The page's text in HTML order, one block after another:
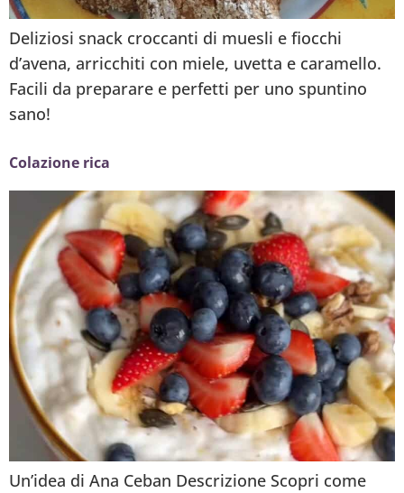
Deliziosi snack croccanti di muesli e fiocchi
d’avena, arricchiti con miele, uvetta e caramello.
Facili da preparare e perfetti per uno spuntino
sano!
Colazione rica
Un’idea di Ana Ceban Descrizione Scopri come